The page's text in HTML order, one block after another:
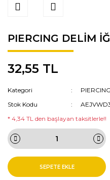
PIERCING DELİM
32,55 TL
Kategori
Stok Kodu
* 4,34 TL den başlayan taksitlerle!!
SEPETE EKLE